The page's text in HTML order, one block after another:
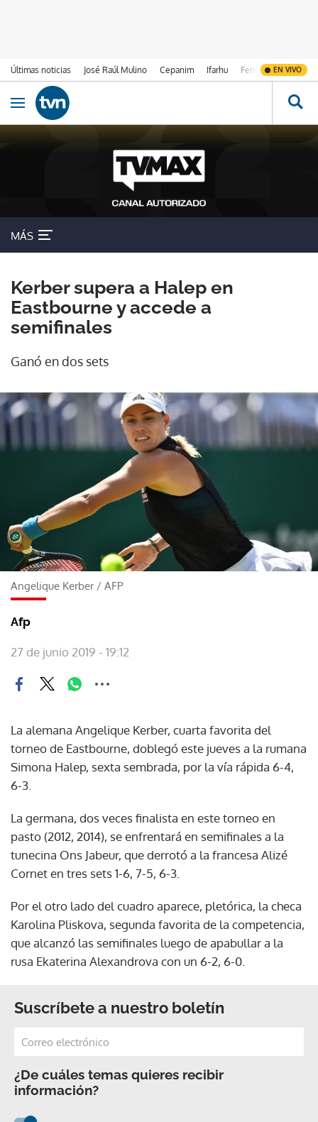
Últimas noticias José Raúl Mulino Cepanim Ifarhu Fenómeno de El
EN VIVO
Ir al contenido
Obrir navegació
MÁS
Kerber supera a Halep en
Eastbourne y accede a
semifinales
Ganó en dos sets
Angelique Kerber/ AFP
Afp
27 de junio 2019 - 19:12
La alemana Angelique Kerber, cuarta favorita del
torneo de Eastbourne, doblegó este jueves a la rumana
Simona Halep, sexta sembrada, por la vía rápida 6-4,
6-3.
La germana, dos veces finalista en este torneo en
pasto (2012, 2014), se enfrentará en semifinales a la
tunecina Ons Jabeur, que derrotó a la francesa Alizé
Cornet en tres sets 1-6, 7-5, 6-3.
Por el otro lado del cuadro aparece, pletórica, la checa
Karolina Pliskova, segunda favorita de la competencia,
que alcanzó las semifinales luego de apabullar a la
rusa Ekaterina Alexandrova con un 6-2, 6-0.
Suscríbete a nuestro boletín
¿De cuáles temas quieres recibir
información?